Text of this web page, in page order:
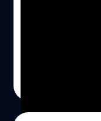
ชนิด: ระบบสะสมที่
เอกลักษณ์เฉพาะ ทั้